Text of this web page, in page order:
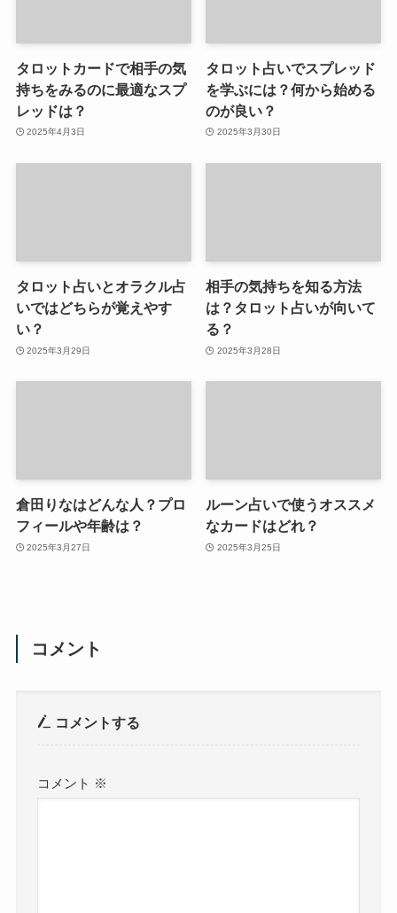
タロットカードで相手の気
持ちをみるのに最適なスプ
レッドは？
2025年4月3日
タロット占いでスプレッド
を学ぶには？何から始める
のが良い？
2025年3月30日
タロット占いとオラクル占
いではどちらが覚えやす
い？
2025年3月29日
相手の気持ちを知る方法
は？タロット占いが向いて
る？
2025年3月28日
倉田りなはどんな人？プロ
フィールや年齢は？
2025年3月27日
ルーン占いで使うオススメ
なカードはどれ？
2025年3月25日
コメント
コメントする
コメント ※